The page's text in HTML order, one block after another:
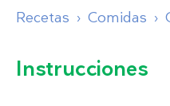
Recetas Comidas
Instrucciones